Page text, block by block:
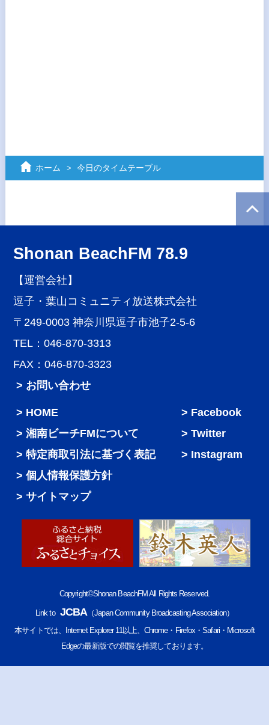
ホーム 今日のタイムテーブル
Shonan BeachFM 78.9
【運営会社】
逗子・葉山コミュニティ放送株式会社
〒249-0003 神奈川県逗子市池子2-5-6
TEL：046-870-3313
FAX：046-870-3323
> お問い合わせ
HOME
湘南ビーチFMについて
特定商取引法に基づく表記
個人情報保護方針
サイトマップ
Facebook
Twitter
Instagram
Copyright©Shonan BeachFM All Rights Reserved.
Link to JCBA（Japan Community Broadcasting Association）
本サイトでは、Internet Explorer 11以上、Chrome・Firefox・Safari・Microsoft
Edgeの最新版での閲覧を推奨しております。